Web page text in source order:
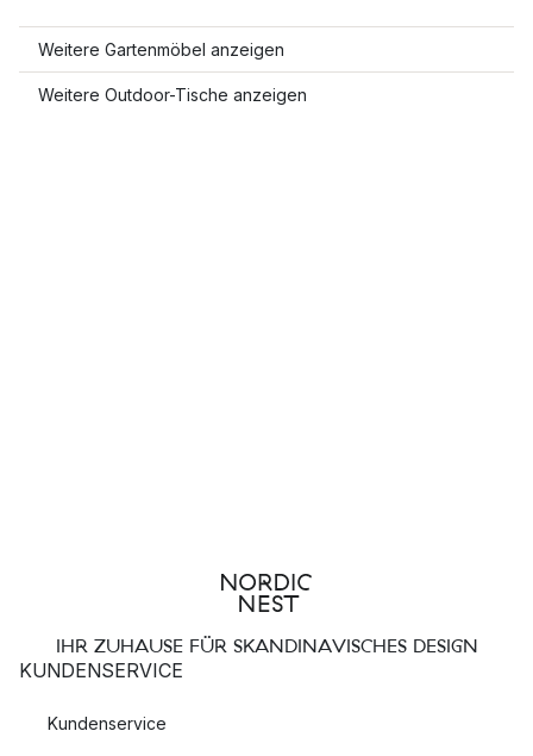
Weitere Gartenmöbel anzeigen
Weitere Outdoor-Tische anzeigen
IHR ZUHAUSE FÜR SKANDINAVISCHES DESIGN
KUNDENSERVICE
Kundenservice